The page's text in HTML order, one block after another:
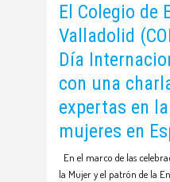
El Colegio de
Valladolid
Día
con una
expertas en
mujeres en
En el marco de las
la Mujer y el patrón de la